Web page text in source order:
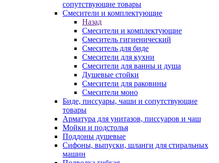
сопутствующие товары
Смесители и комплектующие
Назад
Смесители и комплектующие
Смеситель гигиенический
Смеситель для биде
Смесители для кухни
Смесители для ванны и душа
Душевые стойки
Смесители для раковины
Смесители моно
Биде, писсуары, чаши и сопутствующие
товары
Арматура для унитазов, писсуаров и чаш
Мойки и подстолья
Поддоны душевые
Сифоны, выпуски, шланги для стиральных
машин